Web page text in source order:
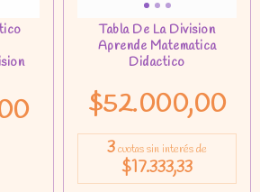
$52.000,00
3cuotas sin interés de
$17.333,33